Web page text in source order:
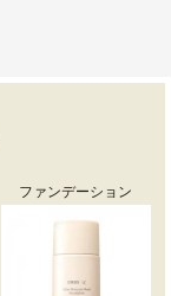
ファンデーション